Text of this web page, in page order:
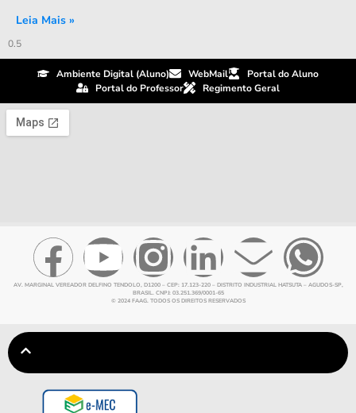
Leia Mais »
Ambiente Digital (Aluno) WebMail
Portal do Aluno
Portal do Professor
Regimento Geral
AV. MARGINAL VEREADOR DELFINO TENDOLO, D1200 – CEP: 17.123-220 – DISTRITO INDUSTRIAL HATSUTA – AGUDOS-SP,
BRASIL. CNPJ: 03.251.369/0001-65
© 2024 FAAG. TODOS OS DIREITOS RESERVADOS